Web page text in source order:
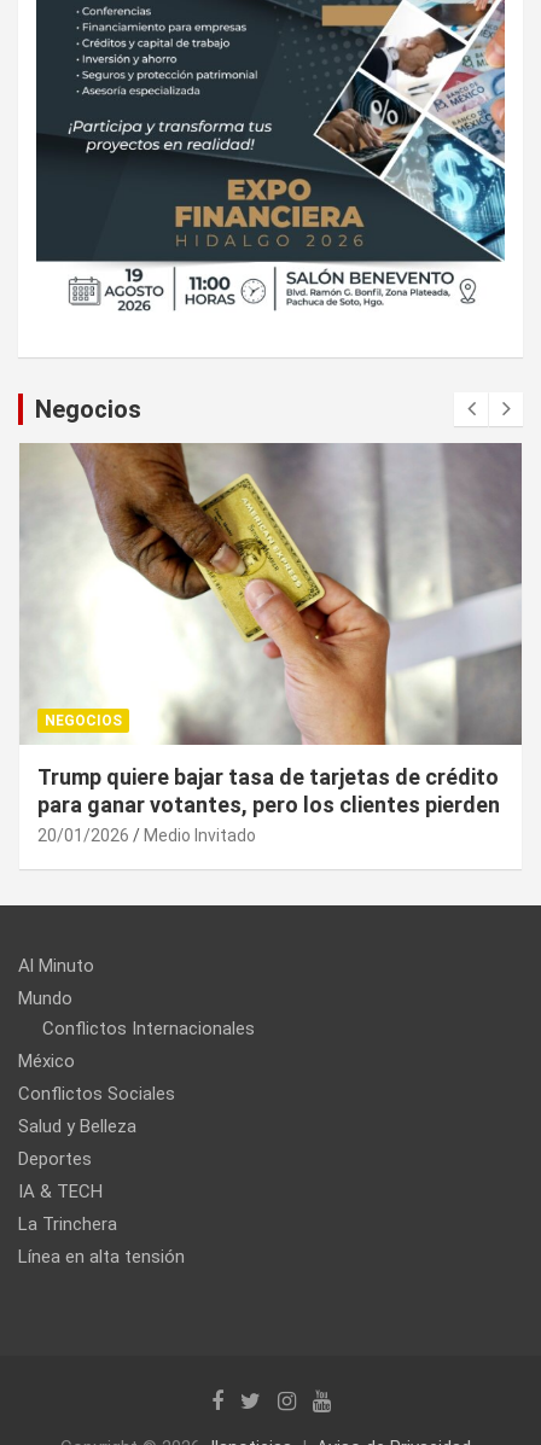
Negocios
NEGOCIOS
¿Cuál es el “arma nuclear económica” que la
UE puede utilizar contra EU?
20/01/2026 Medio Invitado
Al Minuto
Mundo
Conflictos Internacionales
México
Conflictos Sociales
Salud y Belleza
Deportes
IA & TECH
La Trinchera
Línea en alta tensión